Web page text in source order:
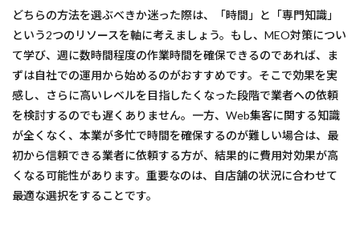
どちらの方法を選ぶべきか迷った際は、「時間」と「専門知識」
という2つのリソースを軸に考えましょう。もし、MEO対策につい
て学び、週に数時間程度の作業時間を確保できるのであれば、ま
ずは自社での運用から始めるのがおすすめです。そこで効果を実
感し、さらに高いレベルを目指したくなった段階で業者への依頼
を検討するのでも遅くありません。一方、Web集客に関する知識
が全くなく、本業が多忙で時間を確保するのが難しい場合は、最
初から信頼できる業者に依頼する方が、結果的に費用対効果が高
くなる可能性があります。重要なのは、自店舗の状況に合わせて
最適な選択をすることです。